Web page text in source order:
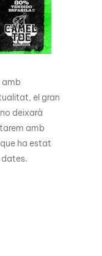
amb
el gran
deixarà
amb
ha estat